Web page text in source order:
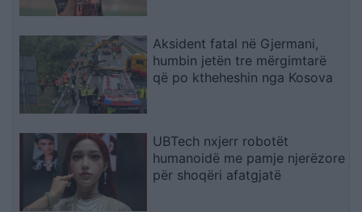
Aksident fatal në Gjermani,
humbin jetën tre mërgimtarë
që po ktheheshin nga Kosova
UBTech nxjerr robotët
humanoidë me pamje njerëzore
për shoqëri afatgjatë